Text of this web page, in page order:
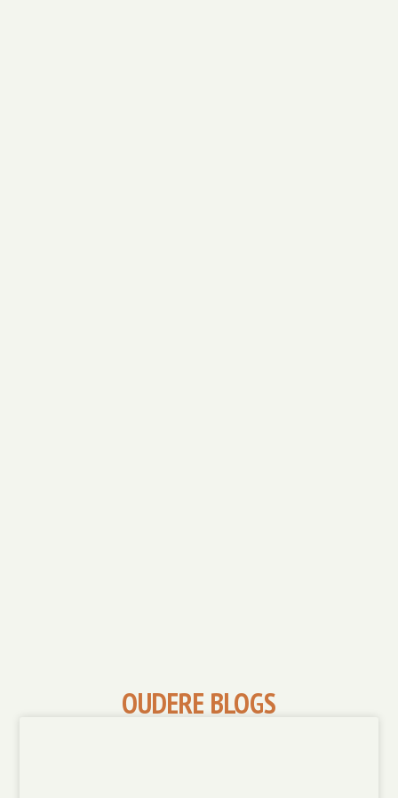
OUDERE BLOGS